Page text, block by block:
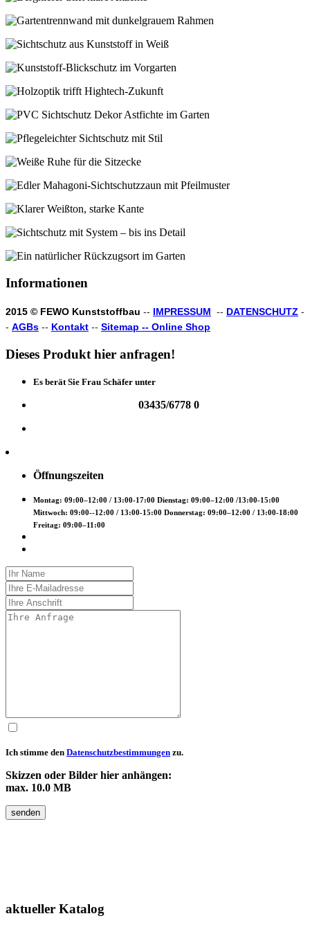
Informationen
2015 © FEWO Kunststoffbau -- IMPRESSUM -- DATENSCHUTZ -
- AGBs -- Kontakt -- Sitemap -- Online Shop
Dieses Produkt hier anfragen!
Es berät Sie Frau Schäfer unter
03435/6778 0
Öffnungszeiten
Montag: 09:00–12:00 / 13:00-17:00 Dienstag: 09:00–12:00 /13:00-15:00
Mittwoch: 09:00--12:00 / 13:00-15:00 Donnerstag: 09:00–12:00 / 13:00-18:00
Freitag: 09:00–11:00
Ich stimme den Datenschutzbestimmungen zu.
Skizzen oder Bilder hier anhängen:
max. 10.0 MB
senden
aktueller Katalog